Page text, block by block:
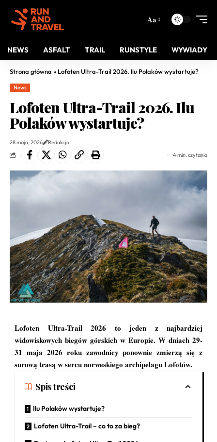
Aa
NEWS ASFALT TRAIL RUNSTYLE WYWIADY
Strona główna » Lofoten Ultra-Trail 2026. Ilu Polaków wystartuje?
News
Lofoten Ultra-Trail 2026. Ilu
Polaków wystartuje?
28 maja, 2026
Redakcja
4 min. czytania
Lofoten Ultra-Trail2026 to jeden z najbardziej
widowiskowych biegów górskich w Europie. W dniach 29-
31 maja 2026 roku zawodnicy ponownie zmierzą się z
surową trasą w sercu norweskiego archipelagu Lofotów.
Spis treści
Ilu Polaków wystartuje?
Lofoten Ultra-Trail – co to za bieg?